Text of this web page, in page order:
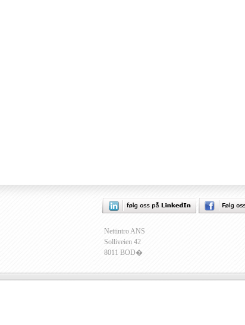
Nettintro ANS
Solliveien 42
8011 BOD�